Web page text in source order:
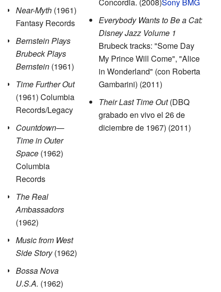
Near-Myth (1961)
Fantasy Records
Bernstein Plays
Brubeck Plays
Bernstein (1961)
Time Further Out
(1961) Columbia
Records/Legacy
Countdown—
Time in Outer
Space (1962)
Columbia
Records
The Real
Ambassadors
(1962)
Music from West
Side Story(1962)
Bossa Nova
U.S.A. (1962)
Concordia. (2008)Sony BMG
Everybody Wants to Be a Cat:
Disney Jazz Volume 1
Brubeck tracks: "Some Day
My Prince Will Come", "Alice
in Wonderland" (con Roberta
Gambarini) (2011)
Their Last Time Out(DBQ
grabado en vivo el 26 de
diciembre de 1967) (2011)